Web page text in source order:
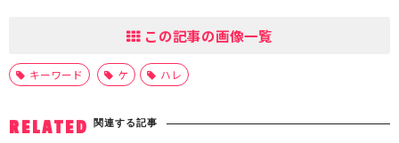
この記事の画像一覧
キーワード ケ ハレ
RELATED 関連する記事